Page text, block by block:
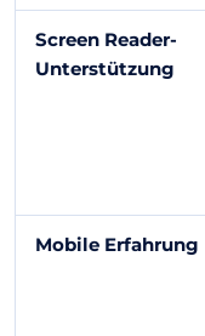
Screen Reader-
Unterstützung
Mobile Erfahrung